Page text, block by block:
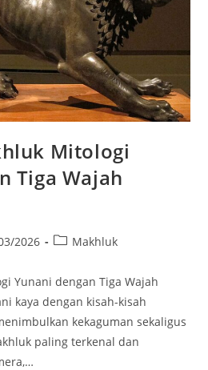
Mitologi
Tiga Wajah
2026
PostMakhluk
Yunani dengan Tiga Wajah
kaya dengan kisah-kisah
kekaguman sekaligus
paling terkenal dan